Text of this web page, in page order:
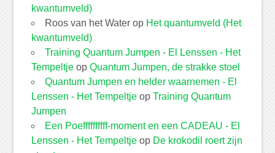
kwantumveld)
Roos van het Waterop Het quantumveld (Het
kwantumveld)
Training Quantum Jumpen - El Lenssen - Het
Tempeltjeop Quantum Jumpen, de strakke stoel
Quantum Jumpen en helder waarnemen - El
Lenssen - Het Tempeltjeop Training Quantum
Jumpen
Een Poeffffffffff-moment en een CADEAU - El
Lenssen - Het Tempeltjeop De krokodil roert zijn